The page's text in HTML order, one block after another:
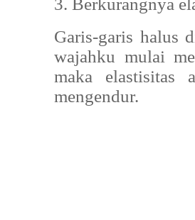
3. Berkurangnya
Garis-garis halus
wajahku mulai
maka
mengendur.